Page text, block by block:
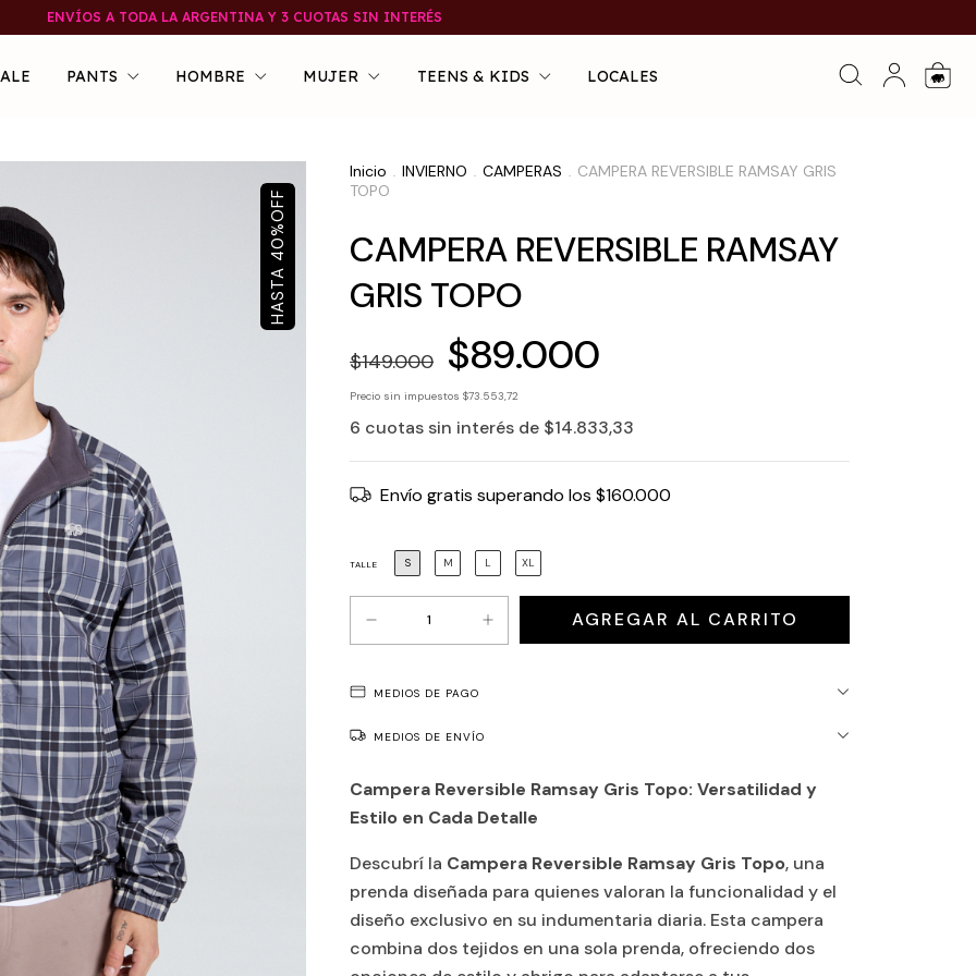
ENVÍOS A TODA LA ARGENTINA Y 3 CUOTAS SIN INTERÉS
PANTS HOMBRE MUJER TEENS & KIDS LOCALES 0
40
%
OFF
Inicio INVIERNO CAMPERAS
CAMPERA REVERSIBLE RAMSAY GRIS
TOPO
CAMPERA REVERSIBLE RAMSAY
GRIS TOPO
$149.000 $89.000
6 cuotas sin interés de $14.833,33
Precio sin impuestos$73.553,72
Envío gratissuperando los$160.000
TALLE S M L XL
MEDIOS DE PAGO
MEDIOS DE ENVÍO
Campera Reversible Ramsay Gris Topo: Versatilidad y
Estilo en Cada Detalle
Descubrí la Campera Reversible Ramsay Gris Topo, una
prenda diseñada para quienes valoran la funcionalidad y el
diseño exclusivo en su indumentaria diaria. Esta campera
combina dos tejidos en una sola prenda, ofreciendo dos